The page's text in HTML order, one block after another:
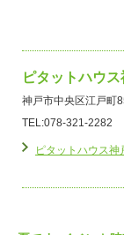
ピタットハウ
神戸市中央区江戸町
TEL:078-321-2282
ピタットハウス神